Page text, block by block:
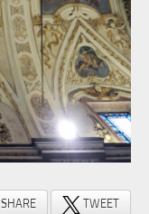
SHARE
TWEET